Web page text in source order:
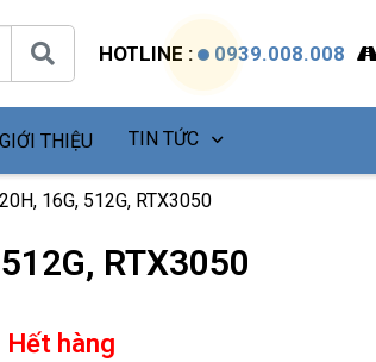
HOTLINE : 0939.008.008
GIỚI THIỆU TIN TỨC
16G, 512G, RTX3050
RTX3050
Hết hàng